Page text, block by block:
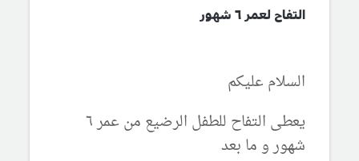
التفاح لعمر ٦ شهور
السلام عليكم
يعطى التفاح للطفل الرضيع من عمر ٦
شهور و ما بعد